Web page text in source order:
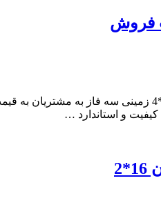
در مرکز پخش آراد کابل، کابل آلومینیومی
و استاندارد …